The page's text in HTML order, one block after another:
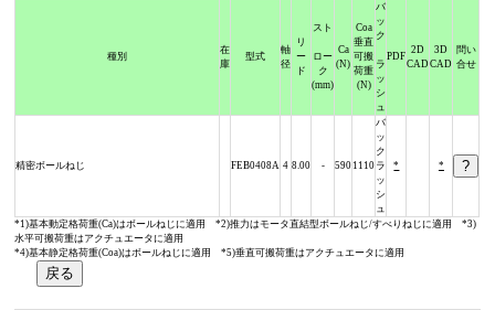
*1)基本動定格荷重(Ca)はボールねじに適用 *2)推力はモータ直結型ボールねじ/すべりねじに適用 *3)
水平可搬荷重はアクチュエータに適用
*4)基本静定格荷重(Coa)はボールねじに適用 *5)垂直可搬荷重はアクチュエータに適用
種別
在
庫
型式
軸
径
リ
ー
ド
スト
ロー
ク
(mm)
Ca
(N)
Coa
垂直
可搬
荷重
(N)
バ
ッ
ク
ラ
ッ
シ
ュ
PDF
2D
CAD
3D
CAD
問い
合せ
精密ボールねじ FEB0408A 4 8.00 - 590 1110
バ
ッ
ク
ラ
ッ
シ
ュ
* *